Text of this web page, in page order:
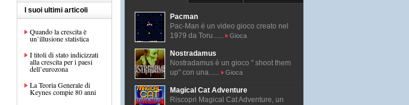
I suoi ultimi articoli
Quando la crescita è
un’illusione statistica
I titoli di stato indicizzati
alla crescita per i paesi
dell’eurozona
La Teoria Generale di
Keynes compie 80 anni
Pacman
Pac-Man é un video gioco creato nel
1979 da Toru......
Gioca
Nostradamus
Nostradamus è un gioco " shoot them
up" con una......
Gioca
Magical Cat Adventure
Riscopri Magical Cat Adventure, un